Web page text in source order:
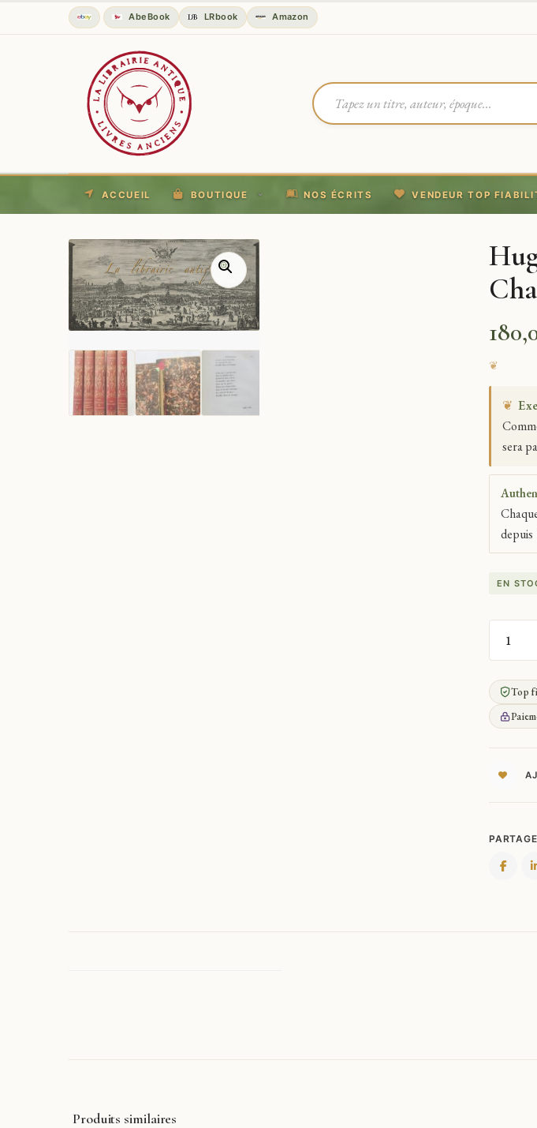
AbeBook LRbook Amazon
ACCUEIL BOUTIQUE NOS ÉCRITS VENDEUR TOP
❦
sera
depuis
EN
QUANTITÉ
DE
HUGO
ODES
ET
CHANT
Top
Produits similaires